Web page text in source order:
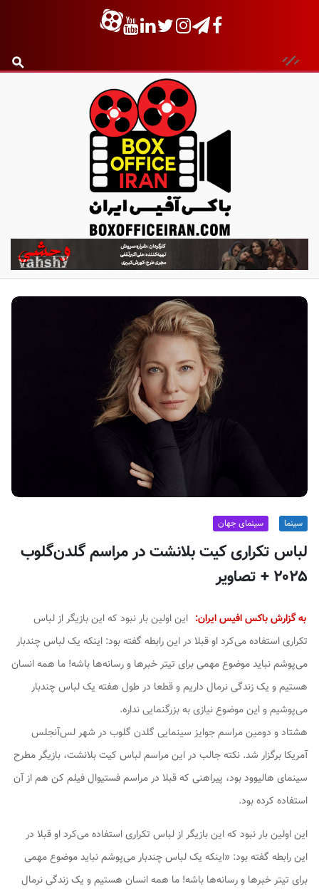
ب
ا
ک
س
س
سینما سینمای جهان
لباس تکراری کیت بلانشت در مراسم گلدن‌گلوب
۲۰۲۵ + تصاویر
به گزارش باکس افیس ایران: این اولین بار نبود که این بازیگر از لباس
تکراری استفاده می‌کرد او قبلا در این رابطه گفته بود: اینکه یک لباس چندبار
می‌پوشم نباید موضوع مهمی برای تیتر خبرها و رسانه‌ها باشه! ما همه انسان
هستیم و یک زندگی نرمال داریم و قطعا در طول هفته یک لباس چندبار
می‌پوشیم و این موضوع نیازی به بزرگنمایی نداره.
هشتاد و دومین مراسم جوایز سینمایی گلدن گلوب در شهر لس‌آنجلس
آمریکا برگزار شد. نکته جالب در این مراسم لباس کیت بلانشت، بازیگر مطرح
سینمای هالیوود بود، پیراهنی که قبلا در مراسم فستیوال فیلم کن هم از آن
استفاده کرده بود.
این اولین بار نبود که این بازیگر از لباس تکراری استفاده می‌کرد او قبلا در
این رابطه گفته بود: «اینکه یک لباس چندبار می‌پوشم نباید موضوع مهمی
برای تیتر خبرها و رسانه‌ها باشه! ما همه انسان هستیم و یک زندگی نرمال